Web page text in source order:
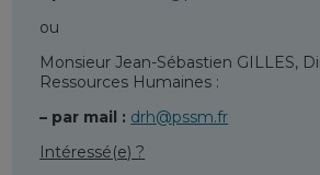
ou
Monsieur Jean-Sébastien GILLES,
Ressources Humaines :
– par mail : drh@pssm.fr
Intéressé(e) ?